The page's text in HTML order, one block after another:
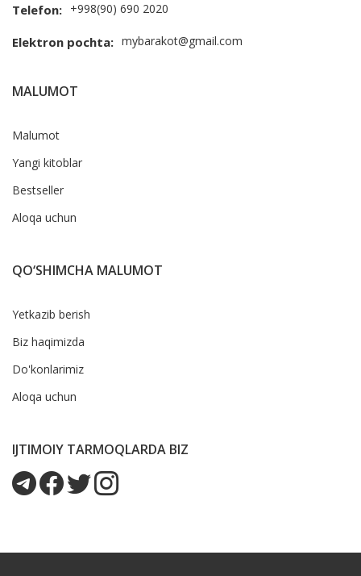
Telefon: +998(90) 690 2020
Elektron pochta: mybarakot@gmail.com
MALUMOT
Malumot
Yangi kitoblar
Bestseller
Aloqa uchun
QO‘SHIMCHA MALUMOT
Yetkazib berish
Biz haqimizda
Do'konlarimiz
Aloqa uchun
IJTIMOIY TARMOQLARDA BIZ